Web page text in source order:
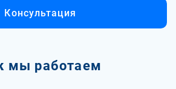
Консультация
мы работаем